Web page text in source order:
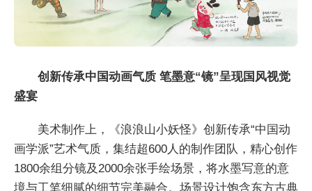
创新传承中国动画气质 笔墨意“镜”呈现国风视觉
盛宴
美术制作上，《浪浪山小妖怪》创新传承“中国动
画学派”艺术气质，集结超600人的制作团队，精心创作
1800余组分镜及2000余张手绘场景，将水墨写意的意
境与工笔细腻的细节完美融合。场景设计饱含东方古典